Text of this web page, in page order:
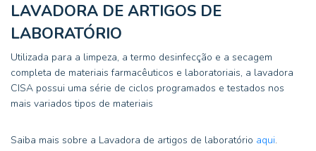
LAVADORA DE ARTIGOS DE
LABORATÓRIO
Utilizada para a limpeza, a termo desinfecção e a secagem
completa de materiais farmacêuticos e laboratoriais, a lavadora
CISA possui uma série de ciclos programados e testados nos
mais variados tipos de materiais
Saiba mais sobre a Lavadora de artigos de laboratório aqui.